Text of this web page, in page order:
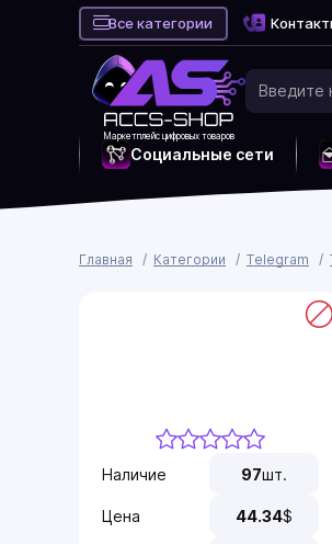
Все категории
Маркетплейс цифровых товаров
Социальные сети
Главная Категории Telegram
Наличие 97шт.
Цена 44.34$